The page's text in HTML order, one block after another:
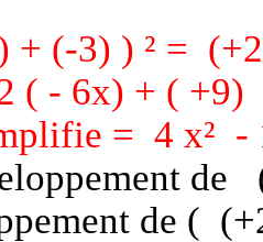
+ (-3) ) ² =
( - 6x) + ( +9)
= 4 x² -
de
de (